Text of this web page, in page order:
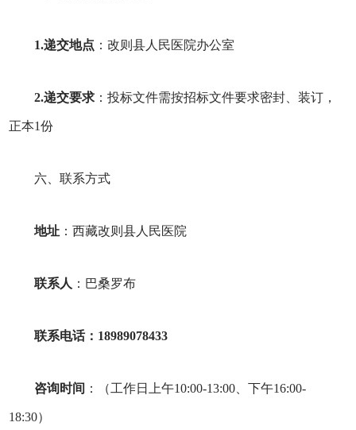
1.递交地点 ：改则县人民医院办公室
2.递交要求 ：投标文件需按招标文件要求密封、装订，
正本1份
六、联系方式
地址 ：西藏改则县人民医院
联系人 ：巴桑罗布
联系电话：18989078433
咨询时间 ：（工作日上午10:00-13:00、下午16:00-
18:30）